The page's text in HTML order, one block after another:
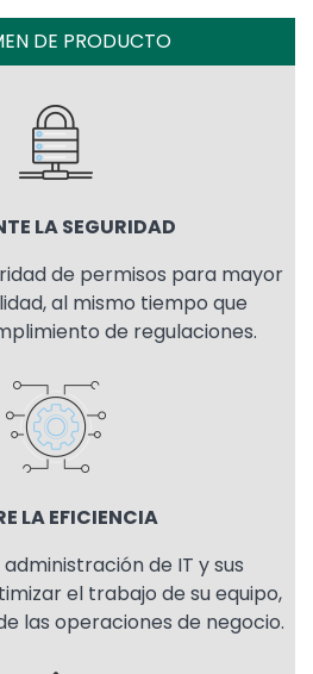
DE PRODUCTO
LA SEGURIDAD
de permisos para mayor
al mismo tiempo que
de regulaciones.
LA EFICIENCIA
de IT y sus
el trabajo de su equipo,
las operaciones de negocio.